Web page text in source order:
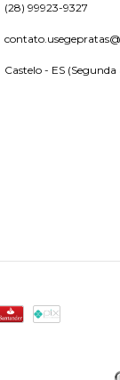
(28) 99923-9327
Castelo - ES